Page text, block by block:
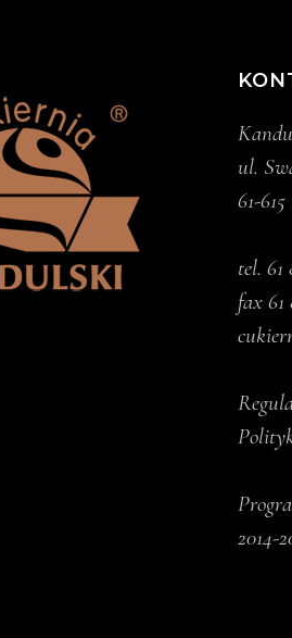
ul.
61-
tel. 61
fax 61
2014-